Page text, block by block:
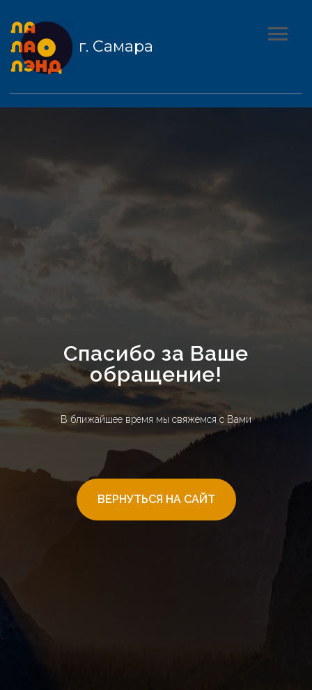
г. Самара
Спасибо за Ваше
обращение!
В ближайшее время мы свяжемся с Вами
ВЕРНУТЬСЯ НА САЙТ